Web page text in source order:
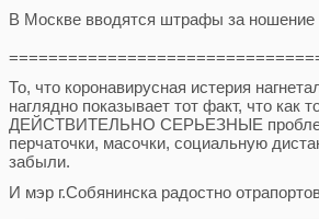
В Москве вводятся штрафы за ношение
То, что коронавирусная истерия
наглядно показывает тот факт, что как
ДЕЙСТВИТЕЛЬНО СЕРЬЕЗНЫЕ
перчаточки, масочки, социальную
забыли.
И мэр г.Собянинска радостно